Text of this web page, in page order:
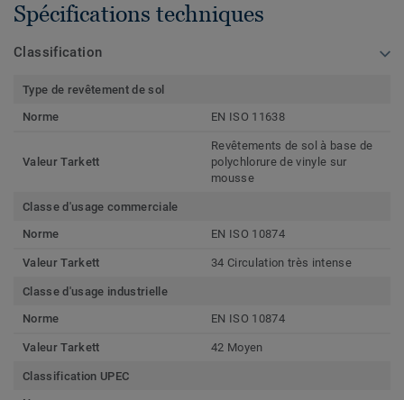
Spécifications techniques
Classification
Type de revêtement de sol
Norme
EN ISO 11638
Valeur Tarkett
Revêtements de sol à base de
polychlorure de vinyle sur
mousse
Classe d'usage commerciale
Norme
EN ISO 10874
Valeur Tarkett 34 Circulation très intense
Classe d'usage industrielle
Norme
EN ISO 10874
Valeur Tarkett 42 Moyen
Classification UPEC